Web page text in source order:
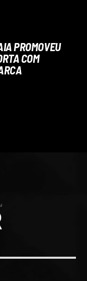
PROMOVEU
COM